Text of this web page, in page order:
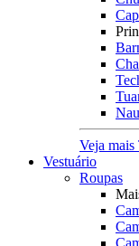
Veja
Vestuário
Roupas